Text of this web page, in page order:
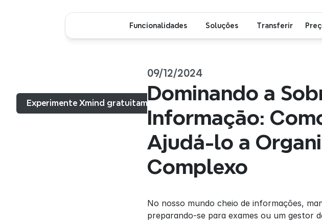
Experimente Xmind gratuitamente
09/12/2024
Dominando a
Informação:
Ajudá-lo a
Complexo
No nosso mundo cheio de informações,
preparando-se para exames ou um gestor
Funcionalidades Soluções Transferir